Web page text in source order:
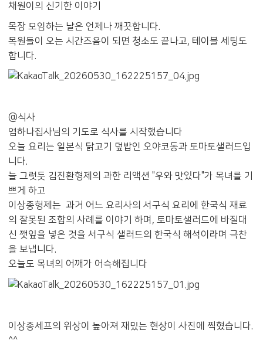
채원이의 신기한 이야기
목장 모임하는 날은 언제나 깨끗합니다.
목원들이 오는 시간즈음이 되면 청소도 끝나고, 테이블 세팅도
합니다.
@식사
염하나집사님의 기도로 식사를 시작했습니다
오늘 요리는 일본식 닭고기 덮밥인 오야코동과 토마토샐러드입
니다.
늘 그럿듯 김진환형제의 과한 리액션 "우와 맛있다"가 목녀를 기
쁘게 하고
이상종형제는 과거 어느 요리사의 서구식 요리에 한국식 재료
의 잘못된 조합의 사례를 이야기 하며, 토마토샐러드에 바질대
신 깻잎을 넣은 것을 서구식 샐러드의 한국식 해석이라며 극찬
을 보냅니다.
오늘도 목녀의 어깨가 어슥해집니다
이상종세프의 위상이 높아져 재밌는 현상이 사진에 찍혔습니다.
^^